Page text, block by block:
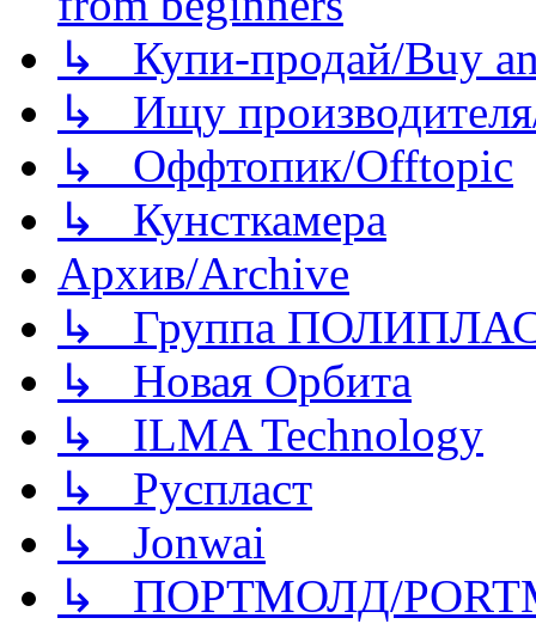
↳ Купи-продай/Buy
↳ Ищу
↳ Оффтопик/Offtopic
↳ Кунсткамера
Архив/Archive
↳ Группа
↳ Новая Орбита
↳ ILMA Technology
↳ Руспласт
↳ Jonwai
↳ ПОРТМОЛД/